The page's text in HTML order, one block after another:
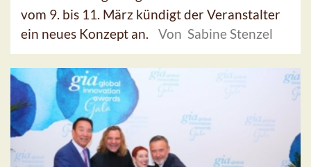
vom 9. bis 11. März kündigt der Veranstalter
ein neues Konzept an.
Von Sabine Stenzel